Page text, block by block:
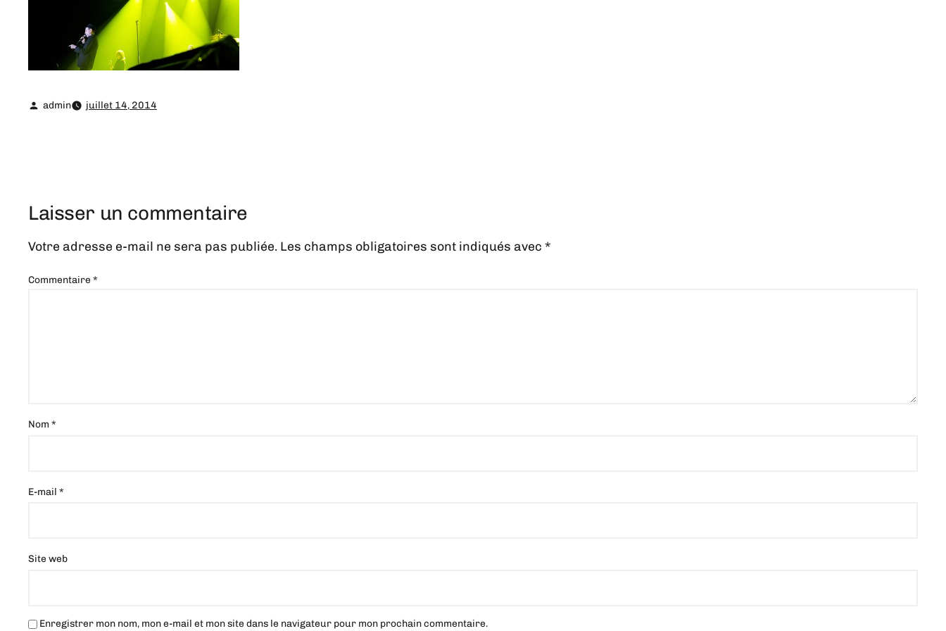
admin juillet 14, 2014
Laisser un commentaire
Votre adresse e-mail ne sera pas publiée. Les champs obligatoires sont indiqués avec *
Commentaire *
Nom *
E-mail *
Site web
Enregistrer mon nom, mon e-mail et mon site dans le navigateur pour mon prochain commentaire.